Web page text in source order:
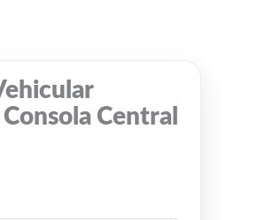
Central